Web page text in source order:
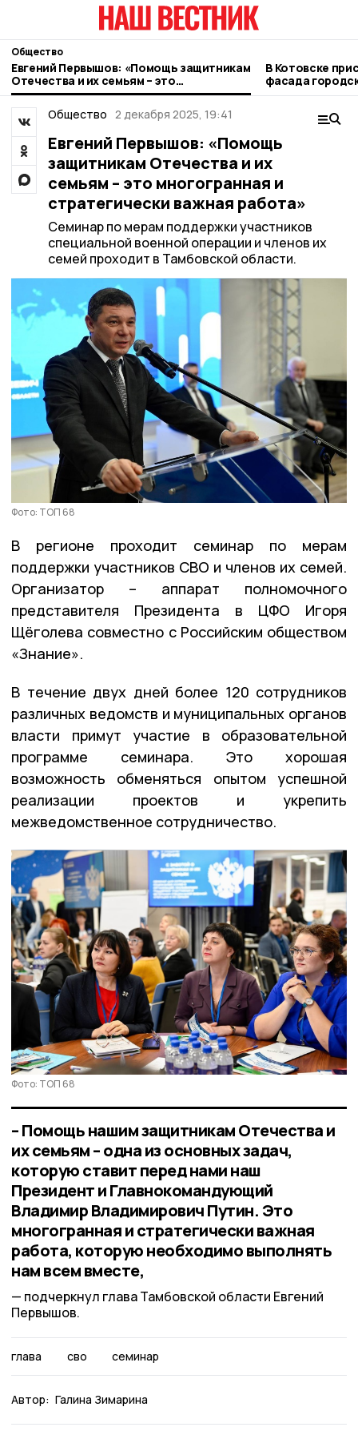
Общество
Евгений Первышов: «Помощь защитникам
Отечества и их семьям – это
многогранная и стратегически важная
работа»
В Котовске
фасада
Общество 2 декабря 2025, 19:41
Евгений Первышов: «Помощь
защитникам Отечества и их
семьям – это многогранная и
стратегически важная работа»
Семинар по мерам поддержки участников
специальной военной операции и членов их
семей проходит в Тамбовской области.
Фото: ТОП 68
В регионе проходит семинар по мерам
поддержки участников СВО и членов их семей.
Организатор – аппарат полномочного
представителя Президента в ЦФО Игоря
Щёголева совместно с Российским обществом
«Знание».
В течение двух дней более 120 сотрудников
различных ведомств и муниципальных органов
власти примут участие в образовательной
программе семинара. Это хорошая
возможность обменяться опытом успешной
реализации проектов и укрепить
межведомственное сотрудничество.
Фото: ТОП 68
– Помощь нашим защитникам Отечества и
их семьям – одна из основных задач,
которую ставит перед нами наш
Президент и Главнокомандующий
Владимир Владимирович Путин. Это
многогранная и стратегически важная
работа, которую необходимо выполнять
нам всем вместе,
подчеркнул глава Тамбовской области Евгений
Первышов.
глава сво семинар
Автор: Галина Зимарина